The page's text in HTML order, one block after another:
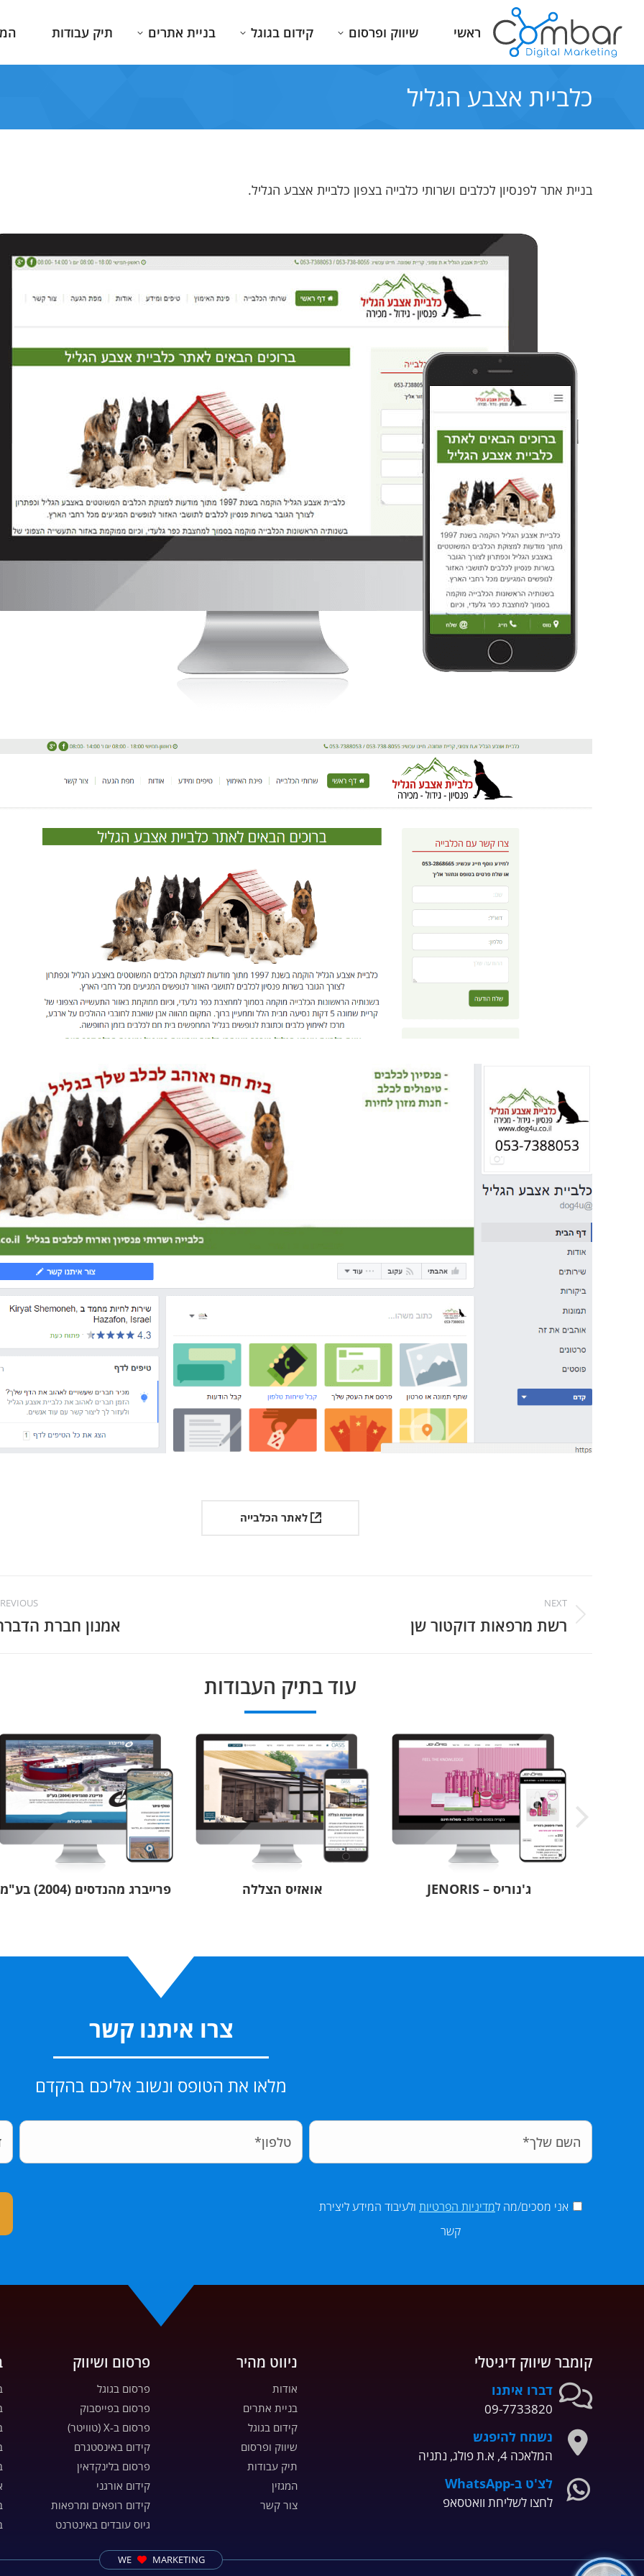
ראשי שיווק ופרסום קידום בגוגל בניית אתרים תיק עבודות
כלביית אצבע הגליל
בניית אתר לפנסיון לכלבים ושרותי כלבייה בצפון כלביית אצבע הגליל.
לאתר הכלבייה
navigation
אמנון חברת
NEXT
Next
רשת מרפאות דוקטור שן
עוד בתיק העבודות
ג'נוריס – JENORIS אואזיס הצללה פרייברג מהנדסים (2004) בע"מ
מעבר לאתר מצוין וקידום אפקטיבי,
מדובר במקצוענים שמספקים מענה
מהיר במיוחד לכל מענה. שרות שלא
רואים בכל מקום, כל הכבוד.
גילי שיפוני
אמיר בר הוא סופר מקצוען, הבין את
הצרכים שלנו ופעל במדוייק ובזריזות.
אמיר מבין את חשיבות בניית הקשר
עם הלקוח לטווח רחוק, באמינות
וכבוד, ואיננו עסוק ברווחים רגעיים.
אנחנו אוהבים לסמוך עליו ועל
ההצעות המקצועיות שלו.
הרב אברהם שפירא
אמיר הבעלים מעניק
שירות מצוין,
צרו איתנו קשר
מלאו את הטופס ונשוב אליכם בהקדם
אני מסכים/מה למדיניות הפרטיות ולעיבוד המידע ליצירת
קשר
קומבר שיווק דיגיטלי
דברו איתנו
09-7733820
נשמח להיפגש
המלאכה 4, א.ת פולג, נתניה
לצ'ט ב-WhatsApp
לחצו לשליחת וואטסאפ
ניווט מהיר
אודות
בניית אתרים
קידום בגוגל
שיווק ופרסום
תיק עבודות
המגזין
צור קשר
פרסום ושיווק
פרסום בגוגל
פרסום בפייסבוק
פרסום ב-X (טוויטר)
קידום באינסטגרם
פרסום בלינקדאין
קידום אורגני
קידום רופאים ומרפאות
גיוס עובדים באינטרנט
WE MARKETING